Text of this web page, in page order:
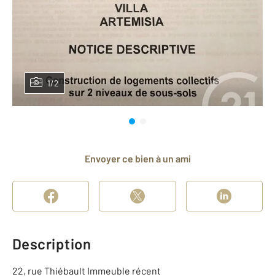
1/2
Envoyer ce bien à un ami
Description
22, rue Thiébault Immeuble récent